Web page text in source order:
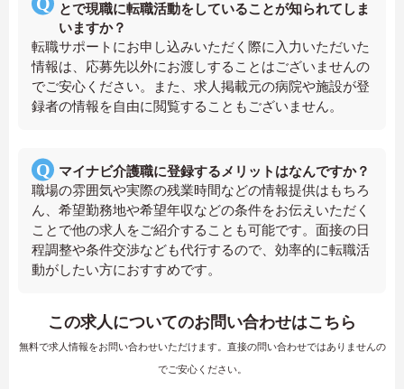
とで現職に転職活動をしていることが知られてしま
いますか？
転職サポートにお申し込みいただく際に入力いただいた
情報は、応募先以外にお渡しすることはございませんの
でご安心ください。また、求人掲載元の病院や施設が登
録者の情報を自由に閲覧することもございません。
マイナビ介護職に登録するメリットはなんですか？
職場の雰囲気や実際の残業時間などの情報提供はもちろ
ん、希望勤務地や希望年収などの条件をお伝えいただく
ことで他の求人をご紹介することも可能です。面接の日
程調整や条件交渉なども代行するので、効率的に転職活
動がしたい方におすすめです。
この求人についてのお問い合わせはこちら
無料で求人情報をお問い合わせいただけます。直接の問い合わせではありませんの
でご安心ください。